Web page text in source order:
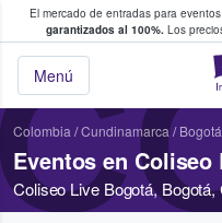
El mercado de entradas para
garantizados al 100%. Los
Menú
y venta de
Colombia /Cundinamarca / Bogotá
Eventos en
Coliseo Live Bogotá,